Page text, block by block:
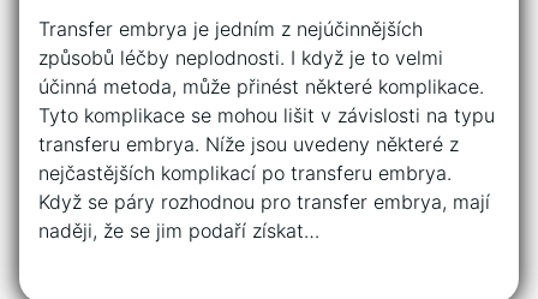
Transfer embrya je jedním z nejúčinnějších
způsobů léčby neplodnosti. I když je to velmi
účinná metoda, může přinést některé komplikace.
Tyto komplikace se mohou lišit v závislosti na typu
transferu embrya. Níže jsou uvedeny některé z
nejčastějších komplikací po transferu embrya.
Když se páry rozhodnou pro transfer embrya, mají
naději, že se jim podaří získat…